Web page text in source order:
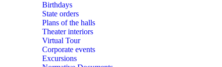
Birthdays
State orders
Plans of the halls
Theater interiors
Virtual Tour
Corporate events
Excursions